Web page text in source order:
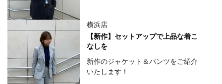
横浜店
【新作】セットアップで上品な着こ
なしを
新作のジャケット＆パンツをご紹介
いたします！